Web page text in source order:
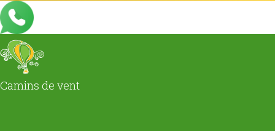
Camins de vent